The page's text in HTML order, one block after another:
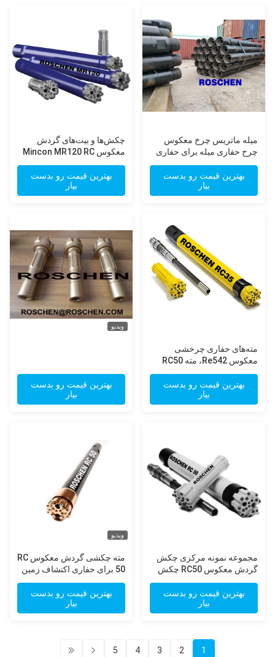
میله ماتریس چرخ معکوس
چرخ حفاری میله برای حفاری
سطح معدن طلایی
بهترین قیمت رو بدست
بیار
چکش‌ها و بیت‌های گردش
معکوس Mincon MR120 RC
Hammer برای همه پروژه‌های
کنترل و اکتشاف درجه
بهترین قیمت رو بدست
بیار
مته‌های حفاری چرخشی
معکوس Re542، مته RC50
RC اپیروک
بهترین قیمت رو بدست
بیار
ویدیو
بهترین قیمت رو بدست
بیار
مجموعه نمونه مرکزی چکش
گردش معکوس RC50 چکش
برای حفاری زمین شناسی طلا
بهترین قیمت رو بدست
بیار
ویدیو
مته چکشی گردش معکوس RC
50 برای حفاری اکتشاف زمین
شناسی طلا
بهترین قیمت رو بدست
بیار
1
2
3
4
5